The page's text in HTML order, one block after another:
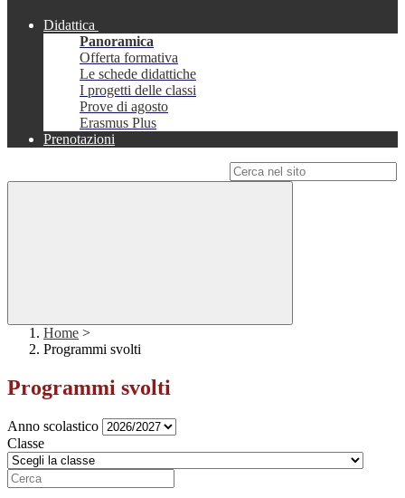
Didattica
Panoramica
Offerta formativa
Le schede didattiche
I progetti delle classi
Prove di agosto
Erasmus Plus
Prenotazioni
Home >
Programmi svolti
Programmi svolti
Anno scolastico
Classe